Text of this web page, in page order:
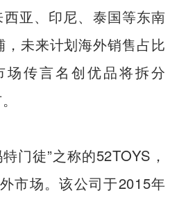
亚、印尼、泰国等东南
未来计划海外销售占比
场传言名创优品将拆分
门徒”之称的52TOYS，
市场。该公司于2015年